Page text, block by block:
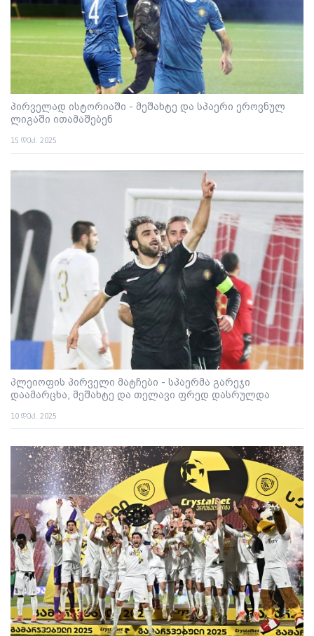
პირველად ისტორიაში - მეშახტე და სპაერი ეროვნულ
ლიგაში ითამაშებენ
15 დეკ. 2025
პლეიოფის პირველი მატჩები - სპაერმა გარეჯი
დაამარცხა, მეშახტე და თელავი ფრედ დასრულდა
10 დეკ. 2025